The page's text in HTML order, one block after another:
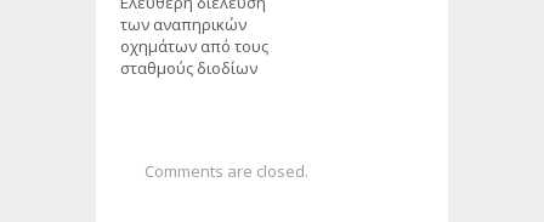
των αναπηρικών
οχημάτων από τους
σταθμούς διοδίων
Comments are closed.